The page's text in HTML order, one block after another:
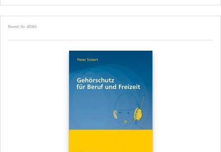
Bestell-Nr. 49383